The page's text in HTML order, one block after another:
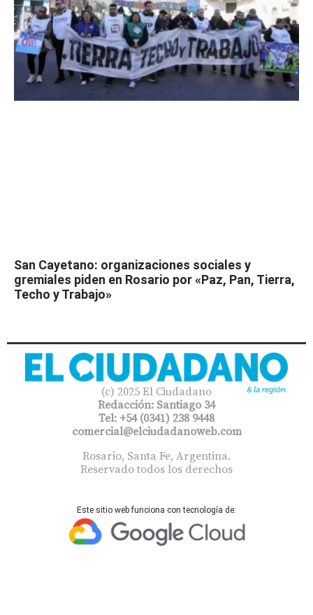
San Cayetano: organizaciones sociales y
gremiales piden en Rosario por «Paz, Pan, Tierra,
Techo y Trabajo»
(c) 2025 El Ciudadano
Redacción: Santiago 34
Tel: +54 (0341) 238 9448
comercial@elciudadanoweb.com​
Rosario, Santa Fe, Argentina.
Reservado todos los derechos
Este sitio web funciona con tecnología de: